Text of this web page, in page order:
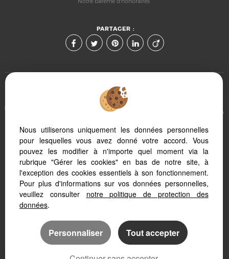
PARTAGER :
Afin de vous offrir un confort de lecture permanent, depuis
votre PC, votre tablette ou votre smartphone, notre site s'adapte
Logiciel immobilier
Création site internet immobilier
Référencement immobilier
Nous utiliserons uniquement les données personnelles
pour lesquelles vous avez donné votre accord. Vous
pouvez les modifier à n'importe quel moment via la
rubrique "Gérer les cookies" en bas de notre site, à
l'exception des cookies essentiels à son fonctionnement.
Pour plus d'informations sur vos données personnelles,
veuillez consulter notre politique de protection des
données.
Personnaliser Tout accepter